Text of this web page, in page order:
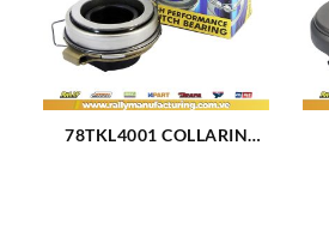
78TKL4001 COLLARIN